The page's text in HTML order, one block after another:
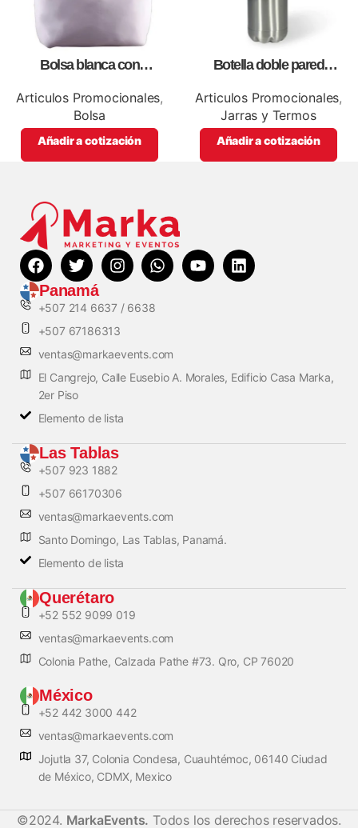
Bolsa blanca con
promocionales
Articulos Promocionales,
Bolsa
Añadir a cotización
Botella doble pared
Articulos Promocionales,
Jarras y Termos
Añadir a cotización
Panamá
+507 214 6637 / 6638
+507 67186313
ventas@markaevents.com
El Cangrejo, Calle Eusebio A. Morales, Edificio Casa Marka,
2er Piso
Elemento de lista
Las Tablas
+507 923 1882
+507 66170306
ventas@markaevents.com
Santo Domingo, Las Tablas, Panamá.
Elemento de lista
Querétaro
+52 552 9099 019
ventas@markaevents.com
Colonia Pathe, Calzada Pathe #73. Qro, CP 76020
México
+52 442 3000 442
ventas@markaevents.com
Jojutla 37, Colonia Condesa, Cuauhtémoc, 06140 Ciudad
de México, CDMX, Mexico
©2024. MarkaEvents. Todos los derechos reservados.